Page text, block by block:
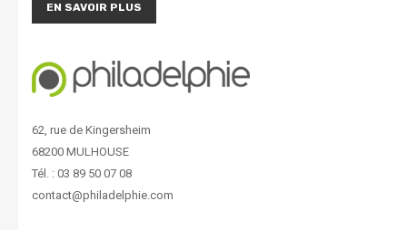
EN SAVOIR PLUS
62, rue de Kingersheim
68200 MULHOUSE
Tél. : 03 89 50 07 08
contact@philadelphie.com